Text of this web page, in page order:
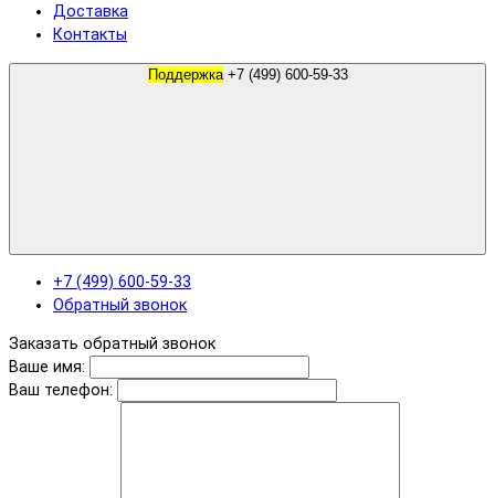
Доставка
Контакты
Поддержка +7 (499) 600-59-33
+7 (499) 600-59-33
Обратный звонок
Заказать обратный звонок
Ваше имя:
Ваш телефон: